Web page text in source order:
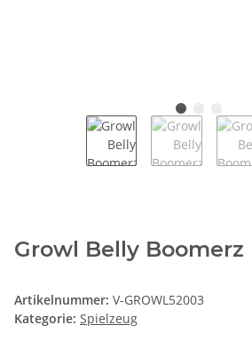
Growl Belly Boomerz
Artikelnummer: V-GROWL52003
Kategorie: Spielzeug